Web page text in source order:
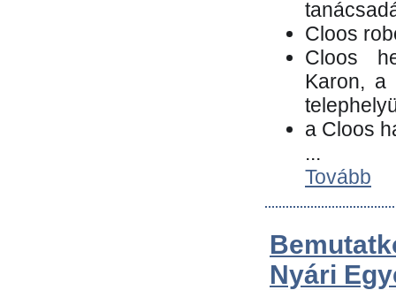
Cloos
Cloos
Karon, a
a Cloos
...
Tovább
Nyári